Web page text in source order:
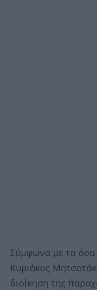
Σύμφωνα με τα όσα
Κυριάκος
διοίκηση της